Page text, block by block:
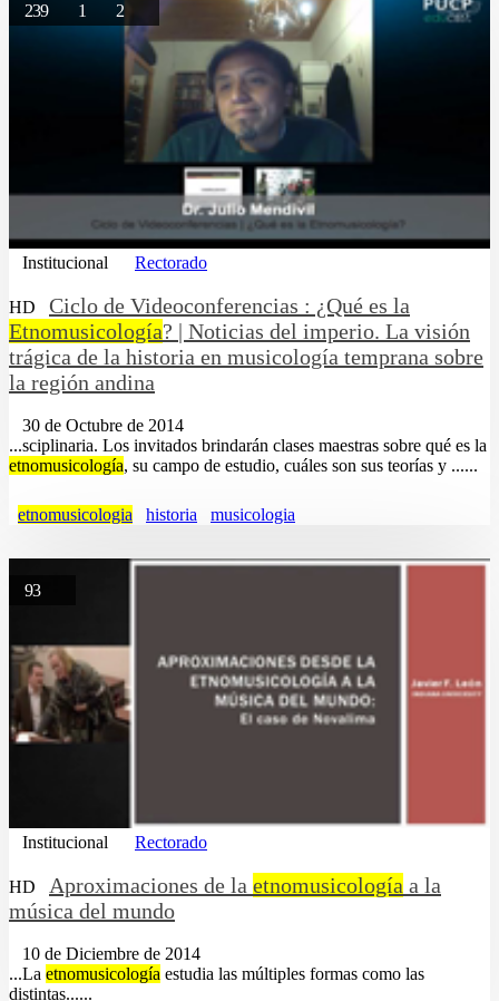
239 1 2
Institucional Rectorado
HD
Ciclo de Videoconferencias : ¿Qué es la
Etnomusicología? | Noticias del imperio. La visión
trágica de la historia en musicología temprana sobre
la región andina
30 de Octubre de 2014
...sciplinaria. Los invitados brindarán clases maestras sobre qué es la
etnomusicología, su campo de estudio, cuáles son sus teorías y ......
etnomusicologia historia musicologia
93
Institucional Rectorado
HD Aproximaciones de la etnomusicología a la
música del mundo
10 de Diciembre de 2014
...La etnomusicología estudia las múltiples formas como las
distintas......